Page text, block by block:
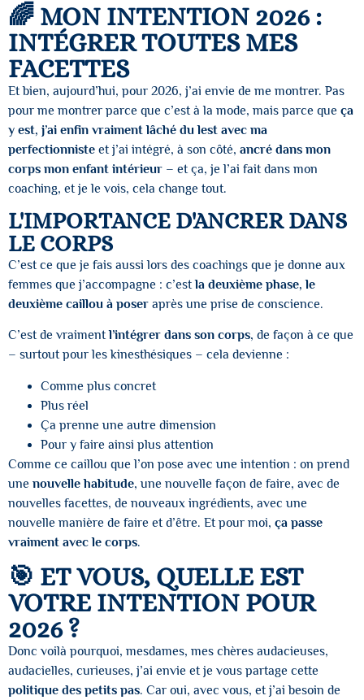
🌈 MON INTENTION 2026 :
INTÉGRER TOUTES MES
FACETTES
Et bien, aujourd’hui, pour 2026, j’ai envie de me montrer. Pas
pour me montrer parce que c’est à la mode, mais parce que ça
y est, j’ai enfin vraiment lâché du lest avec ma
perfectionniste et j’ai intégré, à son côté, ancré dans mon
corps mon enfant intérieur – et ça, je l’ai fait dans mon
coaching, et je le vois, cela change tout.
L'IMPORTANCE D'ANCRER DANS
LE CORPS
C’est ce que je fais aussi lors des coachings que je donne aux
femmes que j’accompagne : c’estla deuxième phase, le
deuxième caillou à poser après une prise de conscience.
C’est de vraimentl’intégrer dans son corps, de façon à ce que
– surtout pour les kinesthésiques – cela devienne :
Comme plus concret
Plus réel
Ça prenne une autre dimension
Pour y faire ainsi plus attention
Comme ce caillou que l’on pose avec une intention : on prend
une nouvelle habitude, une nouvelle façon de faire, avec de
nouvelles facettes, de nouveaux ingrédients, avec une
nouvelle manière de faire et d’être. Et pour moi, ça passe
vraiment avec le corps.
🎯 ET VOUS, QUELLE EST
VOTRE INTENTION POUR
2026 ?
Donc voilà pourquoi, mesdames, mes chères audacieuses,
audacielles, curieuses, j’ai envie et je vous partage cette
politique des petits pas. Car oui, avec vous, et j’ai besoin de